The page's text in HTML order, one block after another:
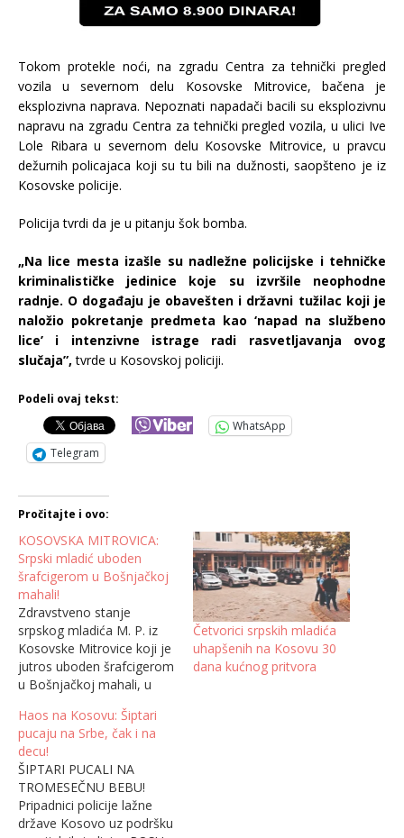
Tokom protekle noći, na zgradu Centra za tehnički pregled
vozila u severnom delu Kosovske Mitrovice, bačena je
eksplozivna naprava. Nepoznati napadači bacili su eksplozivnu
napravu na zgradu Centra za tehnički pregled vozila, u ulici Ive
Lole Ribara u severnom delu Kosovske Mitrovice, u pravcu
dežurnih policajaca koji su tu bili na dužnosti, saopšteno je iz
Kosovske policije.
Policija tvrdi da je u pitanju šok bomba.
„Na lice mesta izašle su nadležne policijske i tehničke
kriminalističke jedinice koje su izvršile neophodne
radnje. O događaju je obavešten i državni tužilac koji je
naložio pokretanje predmeta kao ‘napad na službeno
lice’ i intenzivne istrage radi rasvetljavanja ovog
slučaja”, tvrde u Kosovskoj policiji.
Podeli ovaj tekst:
WhatsApp
Telegram
Pročitajte i ovo:
KOSOVSKA MITROVICA:
Srpski mladić uboden
šrafcigerom u Bošnjačkoj
mahali!
Zdravstveno stanje
srpskog mladića M. P. iz
Kosovske Mitrovice koji je
jutros uboden šrafcigerom
u Bošnjačkoj mahali, u
Kosovske Mitrovice je
stabilno i on je posle
ukazane lekarske pomoći
otpušten na kućno
lečenje, javlja SIA. Kako
kaže dr Dragiša Milović,
zamenik direktora Kliničko
Četvorici srpskih mladića
uhapšenih na Kosovu 30
dana kućnog pritvora
Haos na Kosovu: Šiptari
pucaju na Srbe, čak i na
decu!
ŠIPTARI PUCALI NA
TROMESEČNU BEBU!
Pripadnici policije lažne
države Kosovo uz podršku